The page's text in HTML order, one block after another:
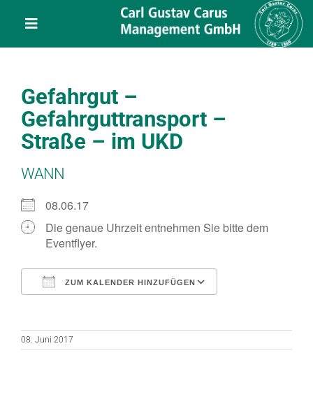
Toggle
Navigation
Über uns
Projekte
Service
Kontakt
Gefahrgut –
Gefahrguttransport –
Straße – im UKD
WANN
08.06.17
Die genaue Uhrzeit entnehmen Sie bitte dem
Eventflyer.
ZUM KALENDER HINZUFÜGEN
08. Juni 2017